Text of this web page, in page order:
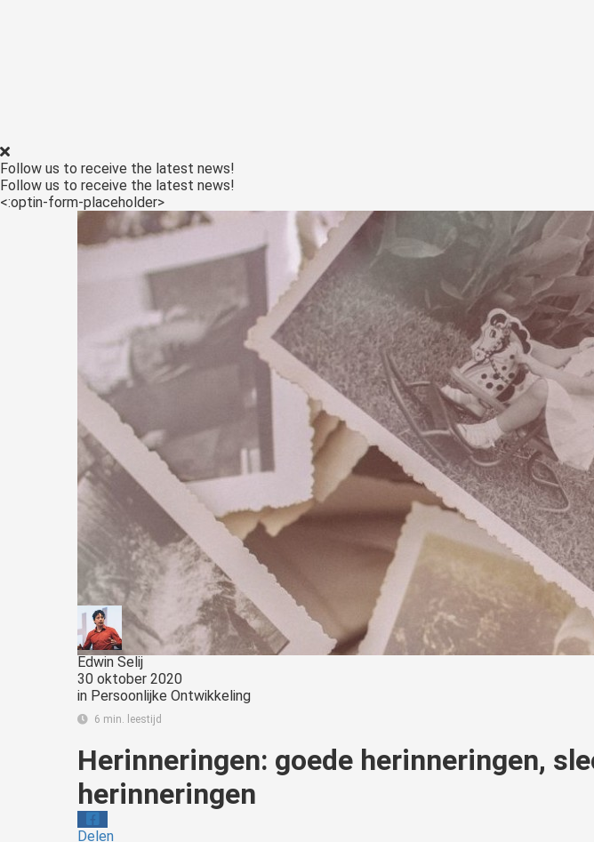
Follow us to receive the latest news!
Follow us to receive the latest news!
<:optin-form-placeholder>
Edwin Selij
30 oktober 2020
in Persoonlijke Ontwikkeling
6 min. leestijd
Herinneringen: goede herinneringen,
herinneringen
Delen